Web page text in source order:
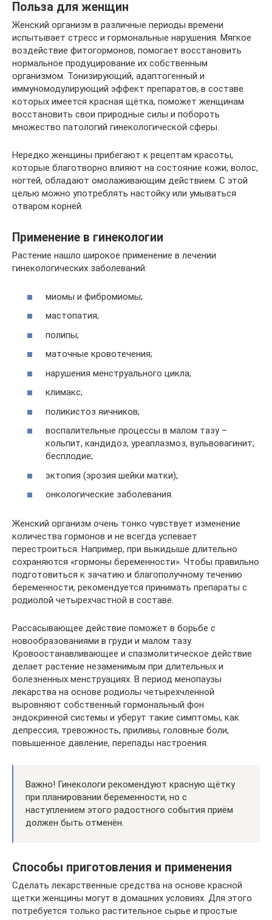
Польза для женщин
Женский организм в различные периоды времени
испытывает стресс и гормональные нарушения. Мягкое
воздействие фитогормонов, помогает восстановить
нормальное продуцирование их собственным
организмом. Тонизирующий, адаптогенный и
иммуномодулирующий эффект препаратов, в составе
которых имеется красная щётка, поможет женщинам
восстановить свои природные силы и побороть
множество патологий гинекологической сферы.
Нередко женщины прибегают к рецептам красоты,
которые благотворно влияют на состояние кожи, волос,
ногтей, обладают омолаживающим действием. С этой
целью можно употреблять настойку или умываться
отваром корней.
Применение в гинекологии
Растение нашло широкое применение в лечении
гинекологических заболеваний:
миомы и фибромиомы;
мастопатия;
полипы;
маточные кровотечения;
нарушения менструального цикла;
климакс;
поликистоз яичников;
воспалительные процессы в малом тазу –
кольпит, кандидоз, уреаплазмоз, вульвовагинит;
бесплодие;
эктопия (эрозия шейки матки);
онкологические заболевания.
Женский организм очень тонко чувствует изменение
количества гормонов и не всегда успевает
перестроиться. Например, при выкидыше длительно
сохраняются «гормоны беременности». Чтобы правильно
подготовиться к зачатию и благополучному течению
беременности, рекомендуется принимать препараты с
родиолой четырехчастной в составе.
Рассасывающее действие поможет в борьбе с
новообразованиями в груди и малом тазу.
Кровоостанавливающее и спазмолитическое действие
делает растение незаменимым при длительных и
болезненных менструациях. В период менопаузы
лекарства на основе родиолы четырехчленной
выровняют собственный гормональный фон
эндокринной системы и уберут такие симптомы, как
депрессия, тревожность, приливы, головные боли,
повышенное давление, перепады настроения.
Важно! Гинекологи рекомендуют красную щётку
при планировании беременности, но с
наступлением этого радостного события приём
должен быть отменён.
Способы приготовления и применения
Сделать лекарственные средства на основе красной
щетки женщины могут в домашних условиях. Для этого
потребуется только растительное сырье и простые